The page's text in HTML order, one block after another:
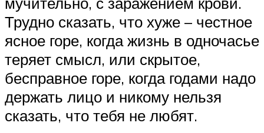
Трудно сказать, что хуже – честное
ясное горе, когда жизнь в одночасье
теряет смысл, или скрытое,
бесправное горе, когда годами надо
держать лицо и никому нельзя
сказать, что тебя не любят.